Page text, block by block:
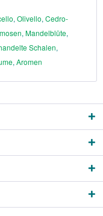
, Olivello, Cedro-
, Mandelblüte,
Schalen,
, Aromen